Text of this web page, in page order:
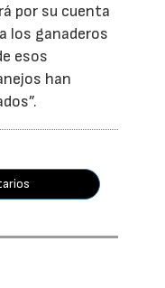
por su cuenta
los ganaderos
esos
han